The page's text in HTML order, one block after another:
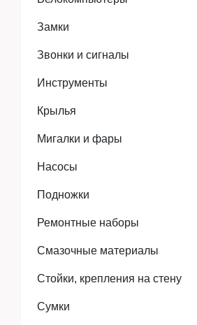
Мототехника
Мототехника
Замки
Звонки и сигналы
Инструменты
Крылья
Мигалки и фары
Насосы
Подножки
Ремонтные наборы
Смазочные материалы
Стойки, крепления на стену
Сумки